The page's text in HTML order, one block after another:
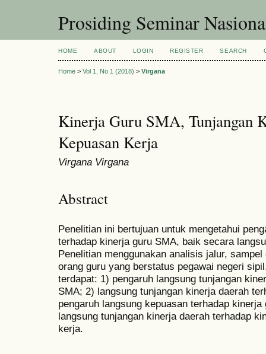
Prosiding Seminar
HOME ABOUT LOGIN REGISTER SEARCH
Home > Vol 1, No 1 (2018) > Virgana
Kinerja Guru SMA, Tunjangan
Kepuasan Kerja
Virgana Virgana
Abstract
Penelitian ini bertujuan untuk mengetahui
terhadap kinerja guru SMA, baik secara
Penelitian menggunakan analisis jalur,
orang guru yang berstatus pegawai negeri
terdapat: 1) pengaruh langsung tunjangan
SMA; 2) langsung tunjangan kinerja daerah
pengaruh langsung kepuasan terhadap
langsung tunjangan kinerja daerah terhadap
kerja.